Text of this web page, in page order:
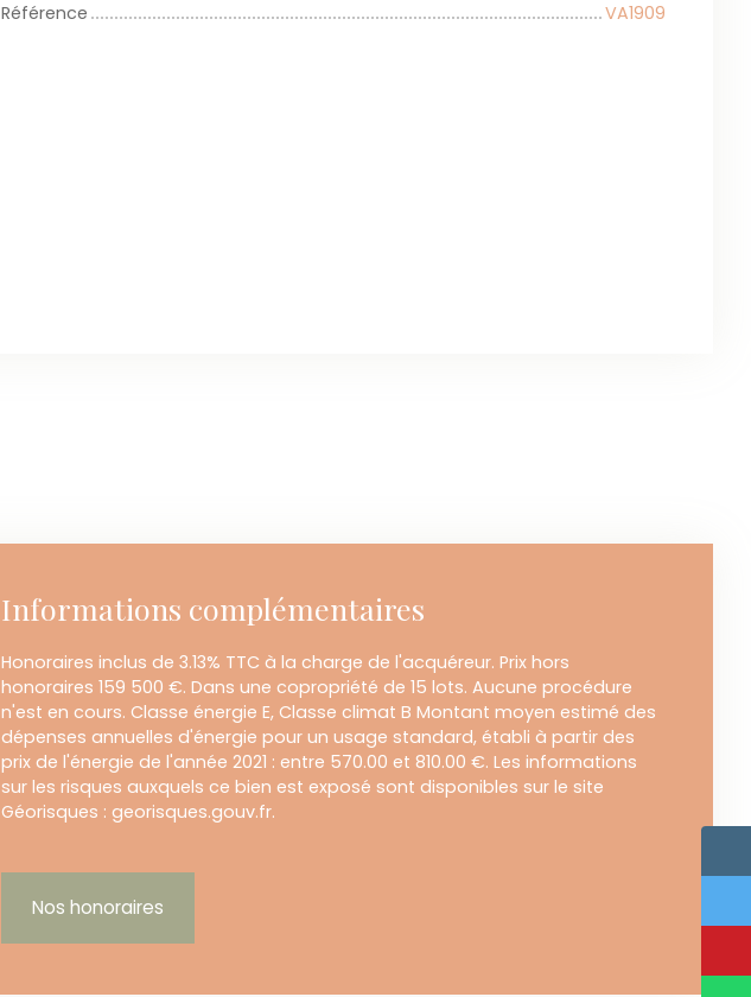
Référence VA1909
Informations complémentaires
Honoraires inclus de 3.13% TTC à la charge de l'acquéreur. Prix hors
honoraires 159 500 €. Dans une copropriété de 15 lots. Aucune procédure
n'est en cours. Classe énergie E, Classe climat B Montant moyen estimé des
dépenses annuelles d'énergie pour un usage standard, établi à partir des
prix de l'énergie de l'année 2021 : entre 570.00 et 810.00 €. Les informations
sur les risques auxquels ce bien est exposé sont disponibles sur le site
Géorisques : georisques.gouv.fr.
Nos honoraires